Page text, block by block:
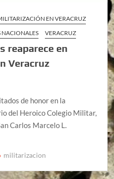
EN VERACRUZ
NACIONALES VERACRUZ
reaparece en
Veracruz
de honor en la
del Heroico Colegio Militar,
Carlos Marcelo L.
militarizacion